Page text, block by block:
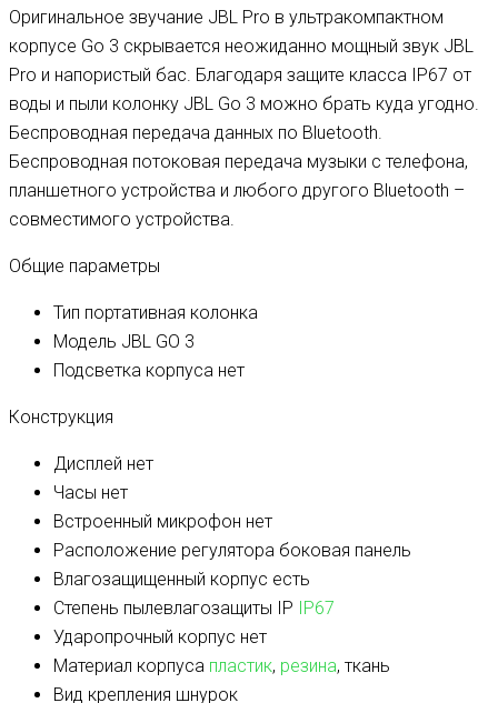
Оригинальное звучание JBL Pro в ультракомпактном
корпусе Go 3 скрывается неожиданно мощный звук JBL
Pro и напористый бас. Благодаря защите класса IP67 от
воды и пыли колонку JBL Go 3 можно брать куда угодно.
Беспроводная передача данных по Bluetooth.
Беспроводная потоковая передача музыки с телефона,
планшетного устройства и любого другого Bluetooth –
совместимого устройства.
Общие параметры
Тип портативная колонка
Модель JBL GO 3
Подсветка корпуса нет
Конструкция
Дисплей нет
Часы нет
Встроенный микрофон нет
Расположение регулятора боковая панель
Влагозащищенный корпус есть
Степень пылевлагозащиты IP IP67
Ударопрочный корпус нет
Материал корпуса пластик, резина, ткань
Вид крепления шнурок